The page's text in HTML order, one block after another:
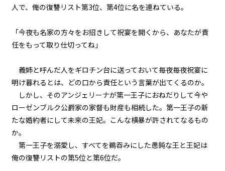
明朝
背景色
組み方向
横組み
episode20
は無敵モード。
幕間狂言：正ヒロイン、ずっと自
分のターンを確信する。しかし、
その陰でもう一人…。
episode22
小休止：悪役令嬢、地獄でグルメ
紀行。《台湾ラーメン編》
episode23
悪役令嬢、武器を所望する。
人で、俺の復讐リスト第3位、第4位に名を連ねている。
「今夜も名家の方々をお招きして祝宴を開くから、あなたが責
任をもって取り仕切ってね」
義姉と呼んだ人をギロチン台に送っておいて毎夜毎夜祝宴に
明け暮れるとは、どの口から責任という言葉が出てくるのか。
しかし、そのアンジェリーナが第一王子におねだりして今や
ローゼンブルク公爵家の家督も財産も相続した。第一王子の新
たな婚約者にして未来の王妃。こんな横暴が許されてなるもの
か。
第一王子を溺愛し、すべてを鵜吞みにした愚鈍な王と王妃は
俺の復讐リストの第5位と第6位だ。